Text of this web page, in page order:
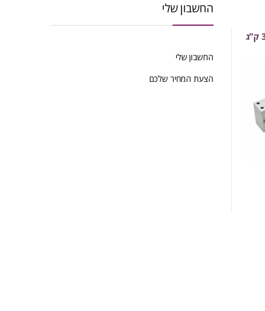
החשבון שלי
החשבון שלי
הצעת המחיר שלכם